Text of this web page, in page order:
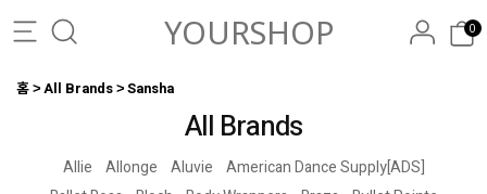
YOURSHOP 0
홈 All Brands Sansha
All Brands
Allie Allonge Aluvie
American Dance Supply[ADS]